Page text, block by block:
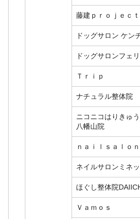
藤建ｐｒｏｊｅｃｔ
ドッグサロン ケン
ドッグサロンフェ
Ｔｒｉｐ
ナチュラル整体院
ニコニコはりきゅ
八幡山院
ｎａｉｌｓａｌｏ
ネイルサロンミネ
ほぐし整体院
Ｖａｍｏｓ